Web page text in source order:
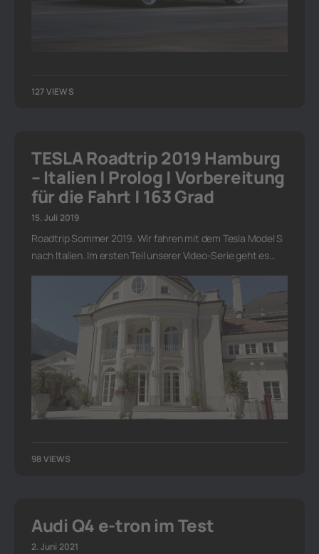
127 VIEWS
TESLA Roadtrip 2019 Hamburg
– Italien | Prolog | Vorbereitung
für die Fahrt | 163 Grad
15. Juli 2019
Roadtrip Sommer 2019. Wir fahren mit dem Tesla Model S
nach Italien. Im ersten Teil unserer Video-Serie geht es…
98 VIEWS
Audi Q4 e-tron im Test
2. Juni 2021